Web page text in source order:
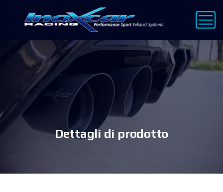
Dettagli di prodotto